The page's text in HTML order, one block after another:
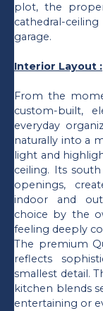
plot, the
cathedral-
garage.
Interior Layout :
From the
custom-built,
everyday
naturally into a
light and
ceiling. Its
openings,
indoor and
choice by the
feeling deeply
The premium
reflects
smallest detail.
kitchen blends
entertaining or